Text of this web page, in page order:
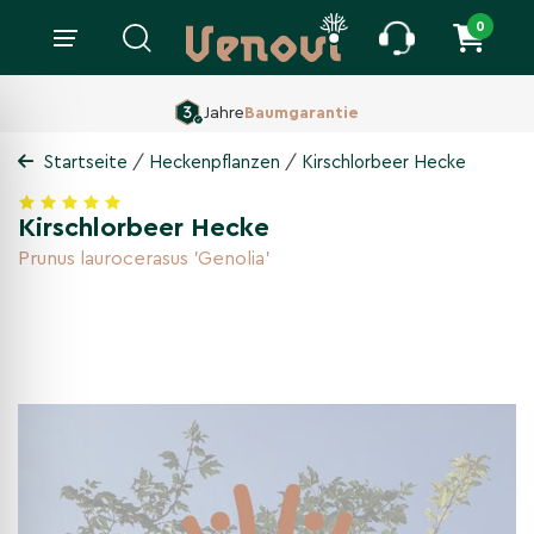
0
160 ha Baumschule,Seit 1860
Startseite / Heckenpflanzen / Kirschlorbeer Hecke
Kirschlorbeer Hecke
Prunus laurocerasus 'Genolia'